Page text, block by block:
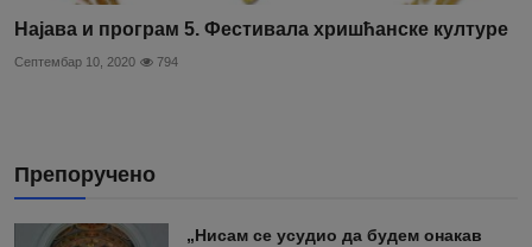
Најава и програм 5. Фестивала хришћанске културе
Септембар 10, 2020 794
Препоручено
„Нисам се усудио да будем онакав